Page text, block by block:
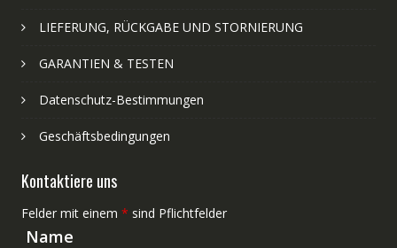
LIEFERUNG, RÜCKGABE UND STORNIERUNG
GARANTIEN & TESTEN
Datenschutz-Bestimmungen
Geschäftsbedingungen
Kontaktiere uns
Felder mit einem * sind Pflichtfelder
Name